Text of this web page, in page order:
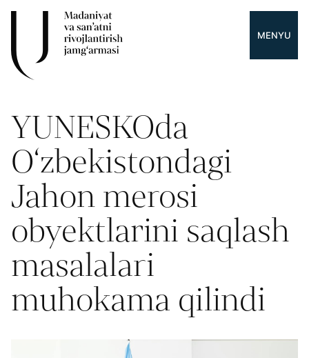
MENYU
YUNESKOda
O‘zbekistondagi
Jahon merosi
obyektlarini saqlash
masalalari
muhokama qilindi